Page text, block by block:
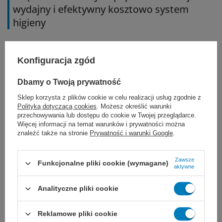
wydajny i efektywny kosztowo system
higieny
opcji do higieny rąk podaje tylko jeden
listek (odcinek) papieru
nadatkowemu użyciu materiału.
Ponadto dozownik Mini został tak
wyłącznie tego listka papieru, z którego
skorzysta. To ogranicza ryzyko zakażeń
krzyżowych.
Konfiguracja zgód
Dbamy o Twoją prywatność
Sklep korzysta z plików cookie w celu realizacji usług zgodnie z
Polityką dotyczącą cookies. Możesz określić warunki
przechowywania lub dostępu do cookie w Twojej przeglądarce.
Więcej informacji na temat warunków i prywatności można
znaleźć także na stronie Prywatność i warunki Google.
Funkcjonalne pliki cookie (wymagane)
Zawsze
aktywne
Analityczne pliki cookie
Reklamowe pliki cookie